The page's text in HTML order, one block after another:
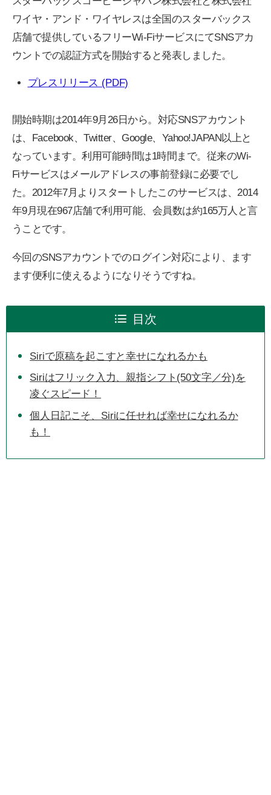
ワイヤ・アンド・ワイヤレスは全国のスターバックス
店舗で提供しているフリーWi-FiサービスにてSNSアカ
ウントでの認証方式を開始すると発表しました。
プレスリリース (PDF)
開始時期は2014年9月26日から。対応SNSアカウント
は、Facebook、Twitter、Google、Yahoo!JAPAN以上と
なっています。利用可能時間は1時間まで。従来のWi-
Fiサービスはメールアドレスの事前登録に必要でし
た。2012年7月よりスタートしたこのサービスは、2014
年9月現在967店舗で利用可能、会員数は約165万人と言
うことです。
今回のSNSアカウントでのログイン対応により、ます
ます便利に使えるようになりそうですね。
目次
Siriで原稿を起こすと幸せになれるかも
Siriはフリック入力、親指シフト(50文字／分)を
凌ぐスピード！
個人日記こそ、Siriに任せれば幸せになれるか
も！